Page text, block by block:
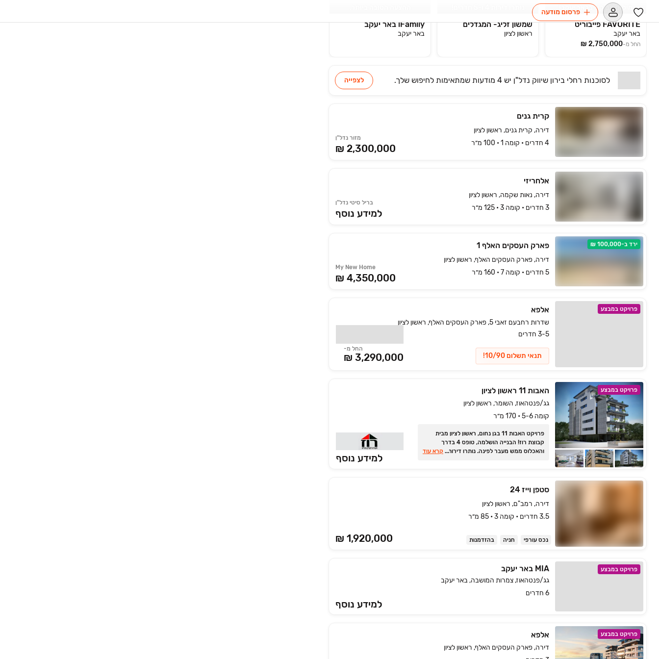
פרסום מודעה
מיקום מבוקש בבאר יעקב!
FAVORITE פייבוריט
באר יעקב
החל מ-
שמשון זליג- המגדלים
ראשון לציון
iFamily באר יעקב
באר יעקב
לסוכנות רחלי בירון שיווק נדל"ן יש 4 מודעות שמתאימות לחיפוש שלך. לצפייה
מזור נדל"ן
₪ 2,300,000
קרית גנים
דירה, קרית גנים, ראשון לציון
4 חדרים • קומה ‎1‏ • 100 מ״ר
בריל סיטי נדל"ן
למידע נוסף
אלחריזי
דירה, נאות שקמה, ראשון לציון
3 חדרים • קומה ‎3‏ • 125 מ״ר
ירד ב-100,000 ₪
My New Home
₪ 4,350,000
פארק העסקים האלף 1
דירה, פארק העסקים האלף, ראשון לציון
5 חדרים • קומה ‎7‏ • 160 מ״ר
פרויקט במבצע אלפא
שדרות רחבעם זאבי 5, פארק העסקים האלף, ראשון לציון
3-5 חדרים
החל מ-
3,290,000 ₪ תנאי תשלום 10/90!
פרויקט במבצע האבות 11 ראשון לציון
גג/פנטהאוז, השומר, ראשון לציון
קומה 5-6 • 170 מ״ר
פרויקט האבות ‏11 בגן נחום, ראשון לציון מבית
קבוצת רוז! הבנייה הושלמה, טופס ‏4 בדרך
והאכלוס ממש מעבר לפינה. נותרו דירות ‏5 חד' ... קרא עוד
למידע נוסף
₪ 1,920,000
סטפן וייז 24
דירה, רמב"ם, ראשון לציון
3.5 חדרים • קומה ‎3‏ • 85 מ״ר
נכס עורפי חניה בהזדמנות
פרויקט במבצע MIA באר יעקב
גג/פנטהאוז, צמרות המושבה, באר יעקב
6 חדרים
למידע נוסף
פרויקט במבצע אלפא
דירה, פארק העסקים האלף, ראשון לציון